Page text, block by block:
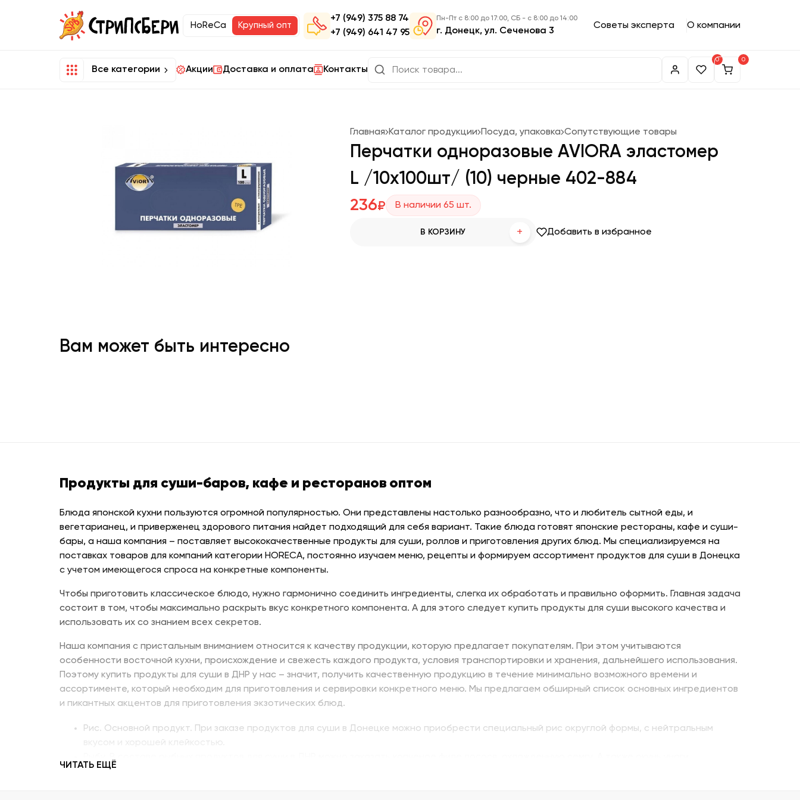
HoReCa Крупный опт
+7 (949) 375 88 74
+7 (949) 641 47 95
Пн-Пт с 8:00 до 17:00, СБ - с 8:00 до 14:00
г. Донецк, ул. Сеченова 3
Советы эксперта О компании
Все категории Акции Доставка и оплата Контакты
0 0
Главная Каталог продукции Посуда, упаковка Сопутствующие товары
Перчатки одноразовые AVIORA эластомер
L /10х100шт/ (10) черные 402-884
236₽ В наличии 65 шт.
В КОРЗИНУ + Добавить в избранное
Вам может быть интересно
Продукты для суши-баров, кафе и ресторанов оптом
Блюда японской кухни пользуются огромной популярностью. Они представлены настолько разнообразно, что и любитель сытной еды, и
вегетарианец, и приверженец здорового питания найдет подходящий для себя вариант. Такие блюда готовят японские рестораны, кафе и суши-
бары, а наша компания – поставляет высококачественные продукты для суши, роллов и приготовления других блюд. Мы специализируемся на
поставках товаров для компаний категории HORECA, постоянно изучаем меню, рецепты и формируем ассортимент продуктов для суши в Донецка
с учетом имеющегося спроса на конкретные компоненты.
Чтобы приготовить классическое блюдо, нужно гармонично соединить ингредиенты, слегка их обработать и правильно оформить. Главная задача
состоит в том, чтобы максимально раскрыть вкус конкретного компонента. А для этого следует купить продукты для суши высокого качества и
использовать их со знанием всех секретов.
Наша компания с пристальным вниманием относится к качеству продукции, которую предлагает покупателям. При этом учитываются
особенности восточной кухни, происхождение и свежесть каждого продукта, условия транспортировки и хранения, дальнейшего использования.
Поэтому купить продукты для суши в ДНР у нас – значит, получить качественную продукцию в течение минимально возможного времени и
ассортименте, который необходим для приготовления и сервировки конкретного меню. Мы предлагаем обширный список основных ингредиентов
и пикантных акцентов для приготовления экзотических блюд.
Рис. Основной продукт. При заказе продуктов для суши в Донецке можно приобрести специальный рис округлой формы, с нейтральным
Рыбу. В составе рыбных продуктов для суши в ДНР можно заказать копченое филе лосося, охлажденную семгу. А также окунь унаги,
напоминающий сладкое мясо угря, окунь изумидай – вкусный и питательный. Стружка тунца бонито – для последнего штриха к оформлению.
ЧИТАТЬ ЕЩЁ